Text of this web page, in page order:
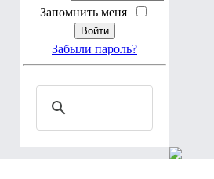
Запомнить меня
Забыли пароль?